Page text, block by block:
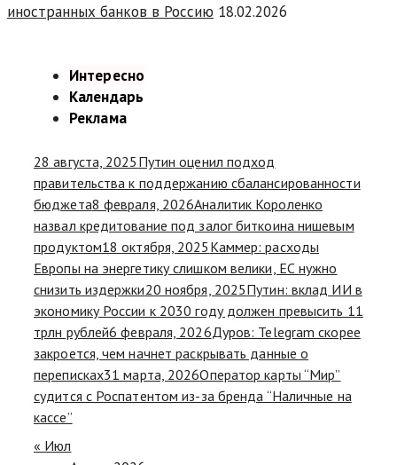
иностранных банков в Россию 18.02.2026
Интересно
Календарь
Реклама
28 августа, 2025 Путин оценил подход
правительства к поддержанию сбалансированности
бюджета8 февраля, 2026Аналитик Короленко
назвал кредитование под залог биткоина нишевым
продуктом18 октября, 2025 Каммер: расходы
Европы на энергетику слишком велики, ЕС нужно
снизить издержки20 ноября, 2025Путин: вклад ИИ в
экономику России к 2030 году должен превысить 11
трлн рублей6 февраля, 2026Дуров: Telegram скорее
закроется, чем начнет раскрывать данные о
переписках31 марта, 2026Оператор карты “Мир”
судится с Роспатентом из-за бренда “Наличные на
кассе”
« Июл